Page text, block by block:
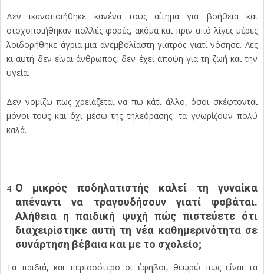
Δεν ικανοποιήθηκε κανένα τους αίτημα για βοήθεια και
στοχοποιήθηκαν πολλές φορές, ακόμα και πριν από λίγες μέρες
λοιδορήθηκε άγρια μια ανεμβολίαστη γιατρός γιατί νόσησε. Λες
κι αυτή δεν είναι άνθρωπος, δεν έχει άποψη για τη ζωή και την
υγεία.
Δεν νομίζω πως χρειάζεται να πω κάτι άλλο, όσοι σκέφτονται
μόνοι τους και όχι μέσω της τηλεόρασης, τα γνωρίζουν πολύ
καλά.
Ο μικρός ποδηλατιστής καλεί τη γυναίκα
απέναντι να τραγουδήσουν γιατί φοβάται.
Αλήθεια η παιδική ψυχή πώς πιστεύετε ότι
διαχειρίστηκε αυτή τη νέα καθημερινότητα σε
συνάρτηση βέβαια και με το σχολείο;
Τα παιδιά, και περισσότερο οι έφηβοι, θεωρώ πως είναι τα